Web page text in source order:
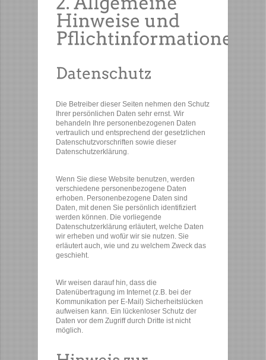
Die Betreiber dieser Seiten nehmen den Schutz
Ihrer persönlichen Daten sehr ernst. Wir
behandeln Ihre personenbezogenen Daten
vertraulich und entsprechend der gesetzlichen
Datenschutzvorschriften sowie dieser
Datenschutzerklärung.
Wenn Sie diese Website benutzen, werden
verschiedene personenbezogene Daten
erhoben. Personenbezogene Daten sind
Daten, mit denen Sie persönlich identifiziert
werden können. Die vorliegende
Datenschutzerklärung erläutert, welche Daten
wir erheben und wofür wir sie nutzen. Sie
erläutert auch, wie und zu welchem Zweck das
geschieht.
Wir weisen darauf hin, dass die
Datenübertragung im Internet (z.B. bei der
Kommunikation per E-Mail) Sicherheitslücken
aufweisen kann. Ein lückenloser Schutz der
Daten vor dem Zugriff durch Dritte ist nicht
möglich.